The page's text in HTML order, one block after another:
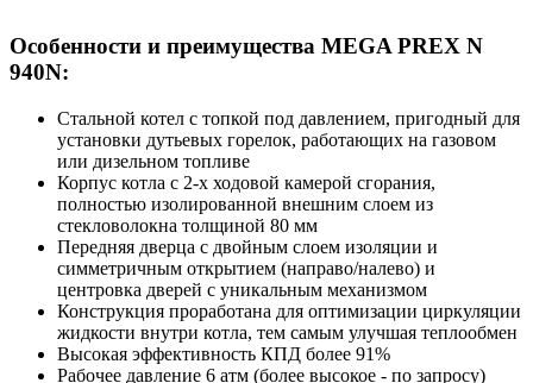
Особенности и преимущества MEGA PREX N
940N:
Cтальной котел с топкой под давлением, пригодный для
установки дутьевых горелок, работающих на газовом
или дизельном топливе
Корпус котла с 2-х ходовой камерой сгорания,
полностью изолированной внешним слоем из
стекловолокна толщиной 80 мм
Передняя дверца с двойным слоем изоляции и
симметричным открытием (направо/налево) и
центровка дверей с уникальным механизмом
Конструкция проработана для оптимизации циркуляции
жидкости внутри котла, тем самым улучшая теплообмен
Высокая эффективность КПД более 91%
Рабочее давление 6 атм (более высокое - по запросу)